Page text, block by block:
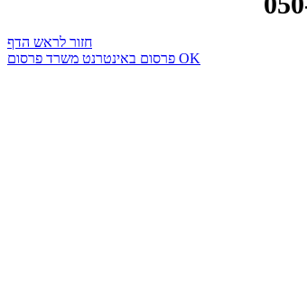
חזור לראש הדף
פרסום באינטרנט משרד פרסום OK